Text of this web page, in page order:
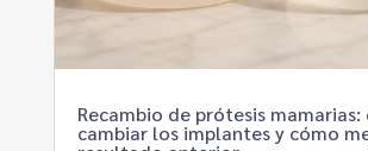
Recambio de prótesis mamarias:
cambiar los implantes y cómo